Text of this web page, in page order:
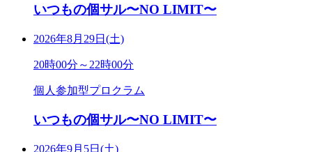
いつもの個サル〜NO LIMIT〜
2026年8月29日(土)
20時00分～22時00分
個人参加型プロクラム
いつもの個サル〜NO LIMIT〜
2026年9月5日(土)